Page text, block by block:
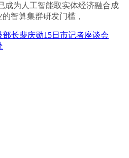
成为人工智能取实体经济融合成
智算集群研发门槛，
长裴庆勋15日市记者座谈会